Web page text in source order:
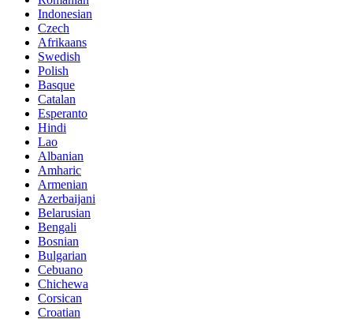
Indonesian
Czech
Afrikaans
Swedish
Polish
Basque
Catalan
Esperanto
Hindi
Lao
Albanian
Amharic
Armenian
Azerbaijani
Belarusian
Bengali
Bosnian
Bulgarian
Cebuano
Chichewa
Corsican
Croatian